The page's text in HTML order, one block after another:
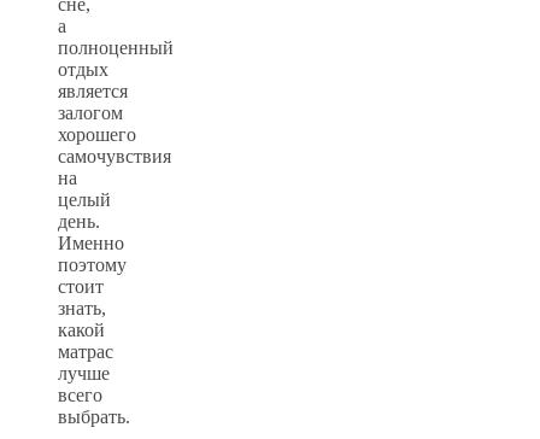
а
полноценный
отдых
является
залогом
хорошего
самочувствия
на
целый
день.
Именно
поэтому
стоит
знать,
какой
матрас
лучше
всего
выбрать.